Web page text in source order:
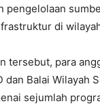
pengelolaan
di
tersebut, para
dan Balai Wilayah
sejumlah